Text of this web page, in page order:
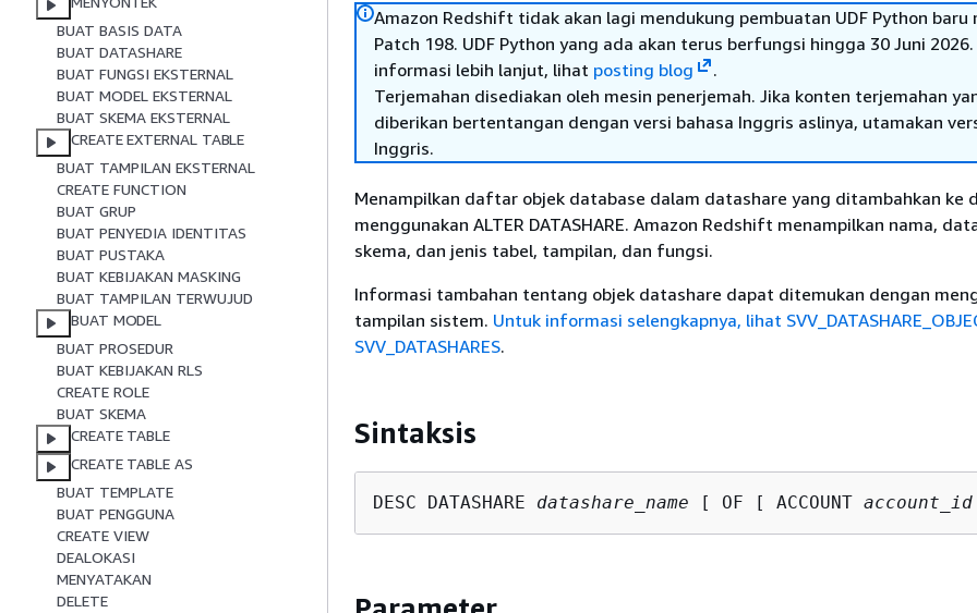
BUAT BASIS DATA
BUAT DATASHARE
BUAT FUNGSI EKSTERNAL
BUAT MODEL EKSTERNAL
BUAT SKEMA EKSTERNAL
CREATE EXTERNAL TABLE
BUAT TAMPILAN EKSTERNAL
CREATE FUNCTION
BUAT GRUP
BUAT PENYEDIA IDENTITAS
BUAT PUSTAKA
BUAT KEBIJAKAN MASKING
BUAT TAMPILAN TERWUJUD
BUAT MODEL
BUAT PROSEDUR
BUAT KEBIJAKAN RLS
CREATE ROLE
BUAT SKEMA
CREATE TABLE
CREATE TABLE AS
BUAT TEMPLATE
BUAT PENGGUNA
CREATE VIEW
DEALOKASI
MENYATAKAN
DELETE
Amazon Redshift tidak akan lagi mendukung pembuatan UDF Python baru
Patch 198. UDF Python yang ada akan terus berfungsi hingga 30 Juni
informasi lebih lanjut, lihat posting blog
.
Terjemahan disediakan oleh mesin penerjemah. Jika konten terjemahan
diberikan bertentangan dengan versi bahasa Inggris aslinya, utamakan
Inggris.
Menampilkan daftar objek database dalam datashare yang ditambahkan ke
menggunakan ALTER DATASHARE. Amazon Redshift menampilkan nama,
skema, dan jenis tabel, tampilan, dan fungsi.
Informasi tambahan tentang objek datashare dapat ditemukan dengan
tampilan sistem. Untuk informasi selengkapnya, lihat
SVV_DATASHARES.
Sintaksis
DESC DATASHARE datashare_name [ OF [ ACCOUNT account_id